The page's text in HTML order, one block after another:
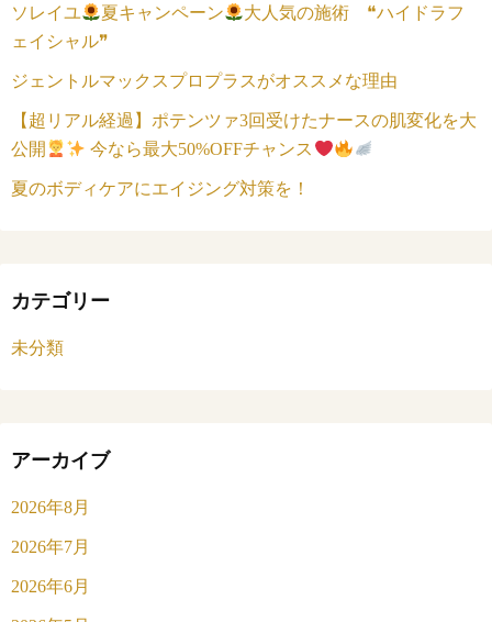
ソレイユ 夏キャンペーン
大人気の施術 ❝ハイドラフ
ェイシャル❞
ジェントルマックスプロプラスがオススメな理由
【超リアル経過】ポテンツァ3回受けたナースの肌変化を大
公開
今なら最大50%OFFチャンス
夏のボディケアにエイジング対策を！
カテゴリー
未分類
アーカイブ
2026年8月
2026年7月
2026年6月